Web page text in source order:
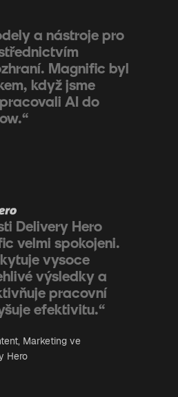
a nástroje pro
Magnific byl
když jsme
AI do
Delivery Hero
velmi spokojeni.
vysoce
výsledky a
pracovní
efektivitu.“
Marketing ve
Hero